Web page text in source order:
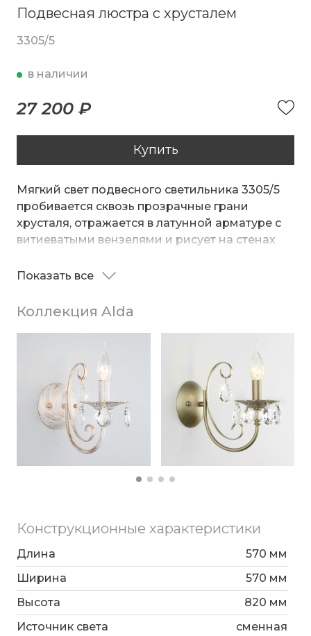
Подвесная люстра с хрусталем
3305/5
в наличии
27 200 ₽
Купить
Мягкий свет подвесного светильника 3305/5
пробивается сквозь прозрачные грани
хрусталя, отражается в латунной арматуре с
витиеватыми вензелями и рисует на стенах
светильник не просто освещает — он создаёт
одновременно.
Показать все
Коллекция Alda
Конструкционные характеристики
Длина
570 мм
Ширина
570 мм
Высота
820 мм
Источник света
сменная